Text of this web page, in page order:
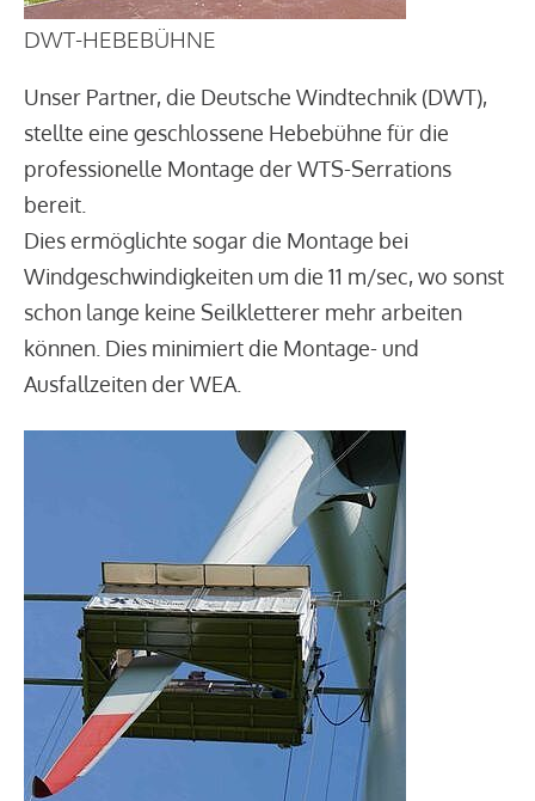
DWT-HEBEBÜHNE
Unser Partner, die Deutsche Windtechnik (DWT),
stellte eine geschlossene Hebebühne für die
professionelle Montage der WTS-Serrations
bereit.
Dies ermöglichte sogar die Montage bei
Windgeschwindigkeiten um die 11 m/sec, wo sonst
schon lange keine Seilkletterer mehr arbeiten
können. Dies minimiert die Montage- und
Ausfallzeiten der WEA.